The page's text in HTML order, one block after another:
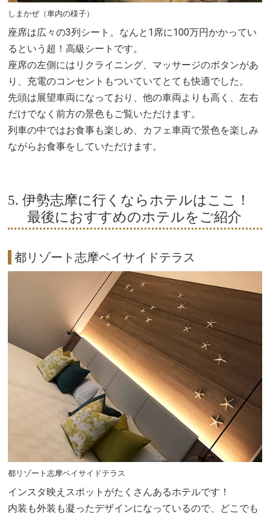
しまかぜ（車内の様子）
座席は広々の3列シート。なんと1席に100万円かかってい
るという超！高級シートです。
座席の左側にはリクライニング、マッサージのボタンがあ
り、充電のコンセントもついていてとても快適でした。
先頭は展望車両になっており、他の車両よりも高く、左右
だけでなく前方の景色もご覧いただけます。
列車の中ではお食事も楽しめ、カフェ車両で景色を楽しみ
ながらお食事をしていただけます。
5. 伊勢志摩に行くならホテルはここ！
最後におすすめのホテルをご紹介
都リゾート志摩ベイサイドテラス
都リゾート志摩ベイサイドテラス
インスタ映えスポットがたくさんあるホテルです！
内装も外装も凝ったデザインになっているので、どこでも